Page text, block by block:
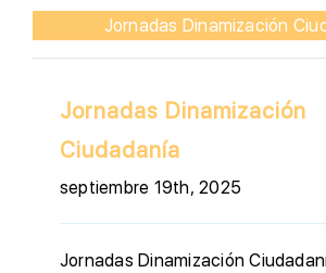
Jornadas Dinamización
Jornadas Dinamización
Ciudadanía
septiembre 19th, 2025
Jornadas Dinamización